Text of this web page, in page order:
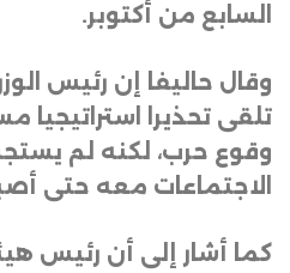
السابع من أكتوبر.
وقال حاليفا إن رئيس
تلقى تحذيرا استراتيجيا
وقوع حرب، لكنه لم
الاجتماعات معه حتى
كما أشار إلى أن رئيس